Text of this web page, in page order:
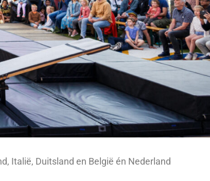
Italië, Duitsland en België én Nederland